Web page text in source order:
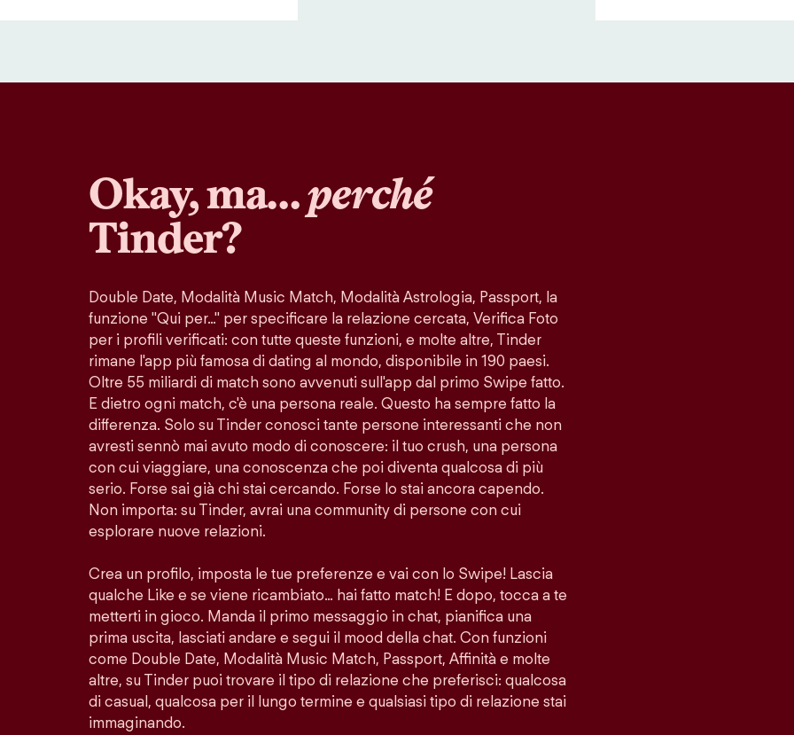
Okay, ma…perché
Tinder?
Double Date, Modalità Music Match, Modalità Astrologia, Passport, la
funzione "Qui per…" per specificare la relazione cercata, Verifica Foto
per i profili verificati: con tutte queste funzioni, e molte altre, Tinder
rimane l'app più famosa di dating al mondo, disponibile in 190 paesi.
Oltre 55 miliardi di match sono avvenuti sull'app dal primo Swipe fatto.
E dietro ogni match, c'è una persona reale. Questo ha sempre fatto la
differenza. Solo su Tinder conosci tante persone interessanti che non
avresti sennò mai avuto modo di conoscere: il tuo crush, una persona
con cui viaggiare, una conoscenza che poi diventa qualcosa di più
serio. Forse sai già chi stai cercando. Forse lo stai ancora capendo.
Non importa: su Tinder, avrai una community di persone con cui
esplorare nuove relazioni.
Crea un profilo, imposta le tue preferenze e vai con lo Swipe! Lascia
qualche Like e se viene ricambiato… hai fatto match! E dopo, tocca a te
metterti in gioco. Manda il primo messaggio in chat, pianifica una
prima uscita, lasciati andare e segui il mood della chat. Con funzioni
come Double Date, Modalità Music Match, Passport, Affinità e molte
altre, su Tinder puoi trovare il tipo di relazione che preferisci: qualcosa
di casual, qualcosa per il lungo termine e qualsiasi tipo di relazione stai
immaginando.